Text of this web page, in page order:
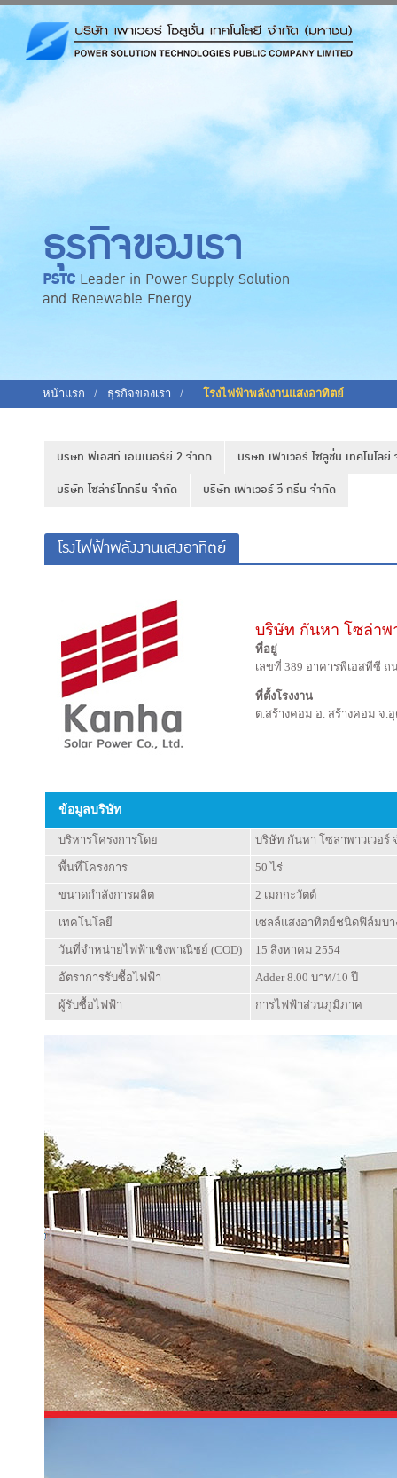
ธุรกิจของเรา
PSTCLeader in Power Supply Solution
and Renewable Energy
หน้าแรก ธุรกิจของเรา โรงไฟฟ้าพลังงานแสงอาทิตย์
บริษัท พีเอสที เอนเนอร์ยี 2 จำกัด
บริษัท เพาเวอร์ โซลูชั่น เทคโนโล
บริษัท โซล่าร์โกกรีน จำกัด
บริษัท เพาเวอร์ วี กรีน จำกัด
โรงไฟฟ้าพลังงานแสงอาทิตย์
บริษัท กันหา โซล่าพ
ที่อยู่
เลขที่ 389 อาคารพีเอสทีซี
ที่ตั้งโรงงาน
ต.สร้างคอม อ. สร้างคอม จ.
ข้อมูลบริษัท
บริหารโครงการโดย บริษัท กันหา โซล่าพาวเวอร์
พื้นที่โครงการ 50 ไร่
ขนาดกำลังการผลิต 2 เมกกะวัตต์
เทคโนโลยี เซลล์แสงอาทิตย์ชนิดฟิล์มบา
วันที่จำหน่ายไฟฟ้าเชิงพาณิชย์ (COD) 15 สิงหาคม 2554
อัตราการรับซื้อไฟฟ้า Adder 8.00 บาท/10 ปี
ผู้รับซื้อไฟฟ้า การไฟฟ้าส่วนภูมิภาค